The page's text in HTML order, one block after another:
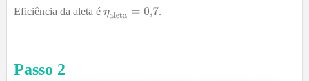
Eficiência da aleta é .
Passo 2